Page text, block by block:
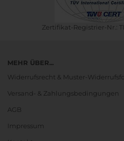
Zertifikat-Registrier-Nr.:
MEHR ÜBER...
Widerrufsrecht & Muster-
Versand- & Zahlungsbedingungen
AGB
Impressum